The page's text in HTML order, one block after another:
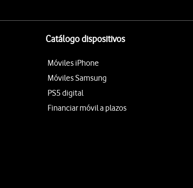
Catálogo dispositivos
Móviles iPhone
Móviles Samsung
PS5 digital
Financiar móvil a plazos